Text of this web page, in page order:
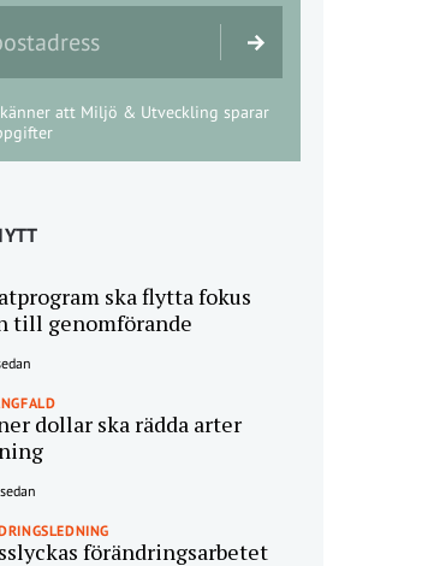
att Miljö & Utveckling sparar
ska flytta fokus
till genomförande
dollar ska rädda arter
förändringsarbetet